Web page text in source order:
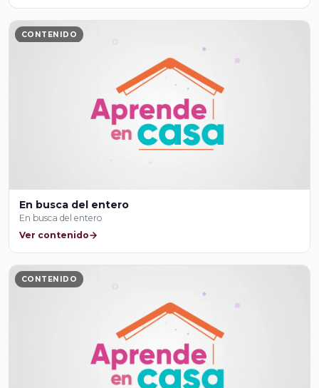
CONTENIDO
En busca del entero
En busca del entero
Ver contenido
CONTENIDO